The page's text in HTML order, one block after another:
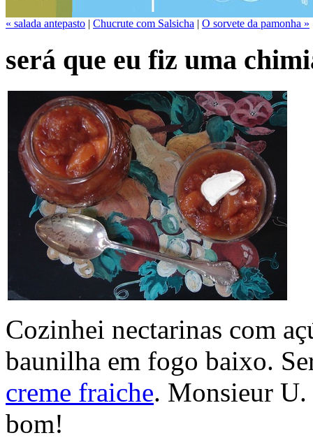
« salada antepasto | Chucrute com Salsicha | O sorvete da pamonha »
será que eu fiz uma
Cozinhei nectarinas com
baunilha em fogo baixo.
creme fraiche. Monsieur
bom!